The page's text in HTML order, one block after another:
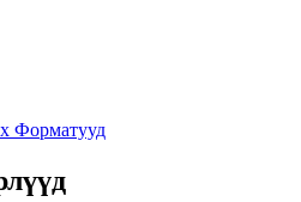
Форматууд